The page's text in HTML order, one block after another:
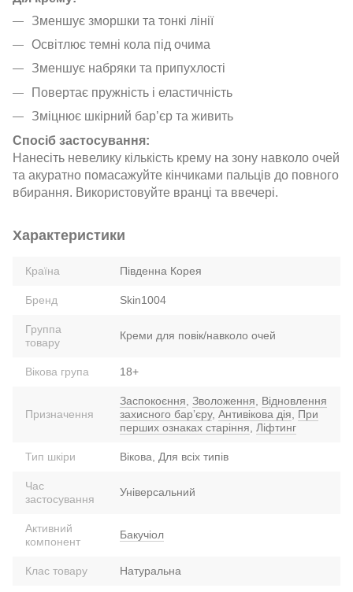
Зменшує зморшки та тонкі лінії
Освітлює темні кола під очима
Зменшує набряки та припухлості
Повертає пружність і еластичність
Зміцнює шкірний бар’єр та живить
Спосіб застосування:
Нанесіть невелику кількість крему на зону навколо очей
та акуратно помасажуйте кінчиками пальців до повного
вбирання. Використовуйте вранці та ввечері.
Характеристики
Країна Південна Корея
Бренд Skin1004
Группа
товару
Креми для повік/навколо очей
Вікова група 18+
Призначення
Заспокоєння Зволоження
Відновлення
захисного барʼєру, Антивікова дія
При
перших ознаках старіння
Ліфтинг
Тип шкіри Вікова, Для всіх типів
Час
застосування
Універсальний
Активний
компонент
Бакучіол
Клас товару Натуральна